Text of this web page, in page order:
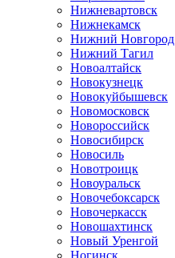
Нижневартовск
Нижнекамск
Нижний Новгород
Нижний Тагил
Новоалтайск
Новокузнецк
Новокуйбышевск
Новомосковск
Новороссийск
Новосибирск
Новосиль
Новотроицк
Новоуральск
Новочебоксарск
Новочеркасск
Новошахтинск
Новый Уренгой
Ногинск